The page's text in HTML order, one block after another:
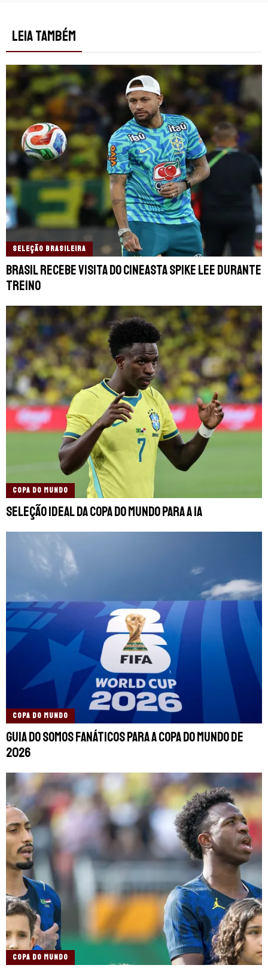
LEIA TAMBÉM
SELEÇÃO BRASILEIRA
Brasil recebe visita do cineasta Spike Lee durante
treino
COPA DO MUNDO
Seleção ideal da Copa do Mundo para a IA
COPA DO MUNDO
Guia do Somos Fanáticos para a Copa do Mundo de
2026
COPA DO MUNDO